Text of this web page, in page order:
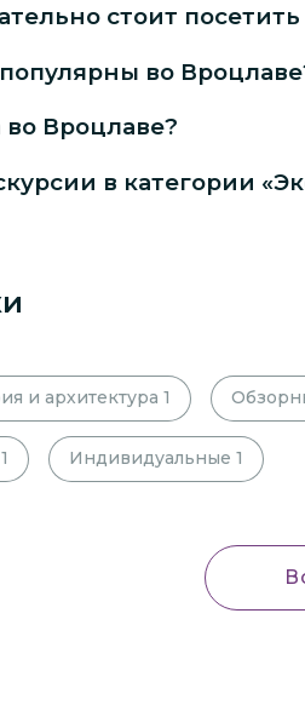
стоит
во
Вроцлаве?
в категории
и архитектура 1
1 Индивидуальные 1